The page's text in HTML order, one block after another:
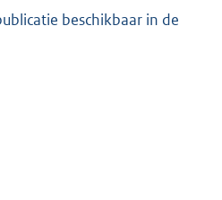
beschikbaar in de